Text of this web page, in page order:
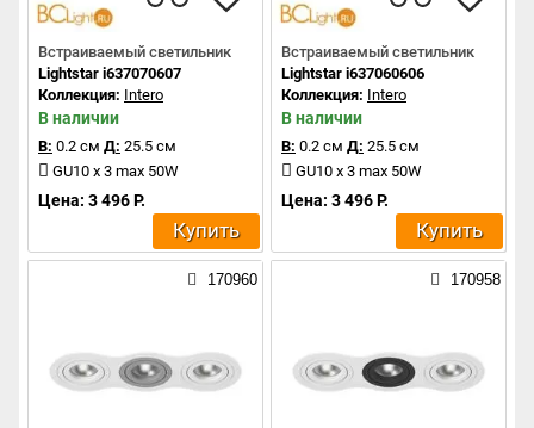
Встраиваемый светильник
Lightstar i637070607
Коллекция: Intero
В наличии
В: 0.2 см Д: 25.5 см
GU10 x 3 max 50W
Цена: 3 496 Р.
Купить
Встраиваемый светильник
Lightstar i637060606
Коллекция: Intero
В наличии
В: 0.2 см Д: 25.5 см
GU10 x 3 max 50W
Цена: 3 496 Р.
Купить
170960 170958